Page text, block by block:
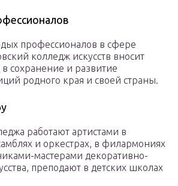
профессионалов в сфере
колледж искусств вносит
сохранение и развитие
родного края и своей страны.
работают артистами в
и оркестрах, в филармониях
мастерами декоративно-
преподают в детских школах